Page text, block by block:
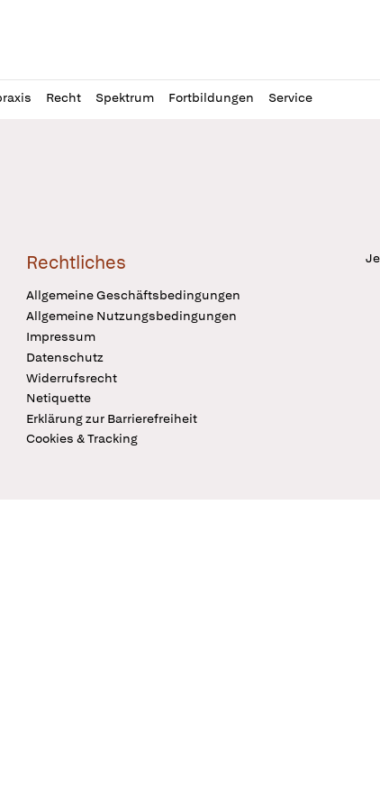
Recht Spektrum Fortbildungen Service
Rechtliches
Allgemeine Geschäftsbedingungen
Allgemeine Nutzungsbedingungen
Impressum
Datenschutz
Widerrufsrecht
Netiquette
Erklärung zur Barrierefreiheit
Cookies & Tracking